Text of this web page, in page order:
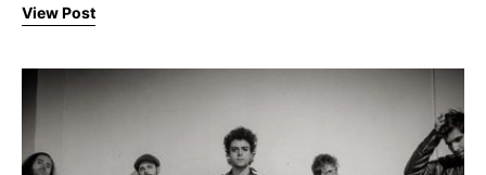
View Post